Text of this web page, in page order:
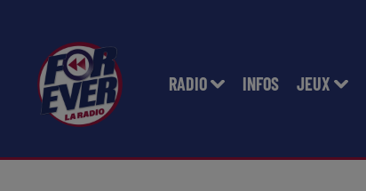
RADIO INFOS JEUX